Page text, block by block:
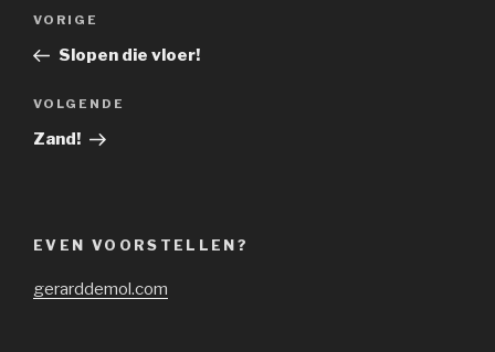
Vorig
bericht
VORIGE
Slopen die vloer!
Volgend
bericht
VOLGENDE
Zand!
EVEN VOORSTELLEN?
gerarddemol.com